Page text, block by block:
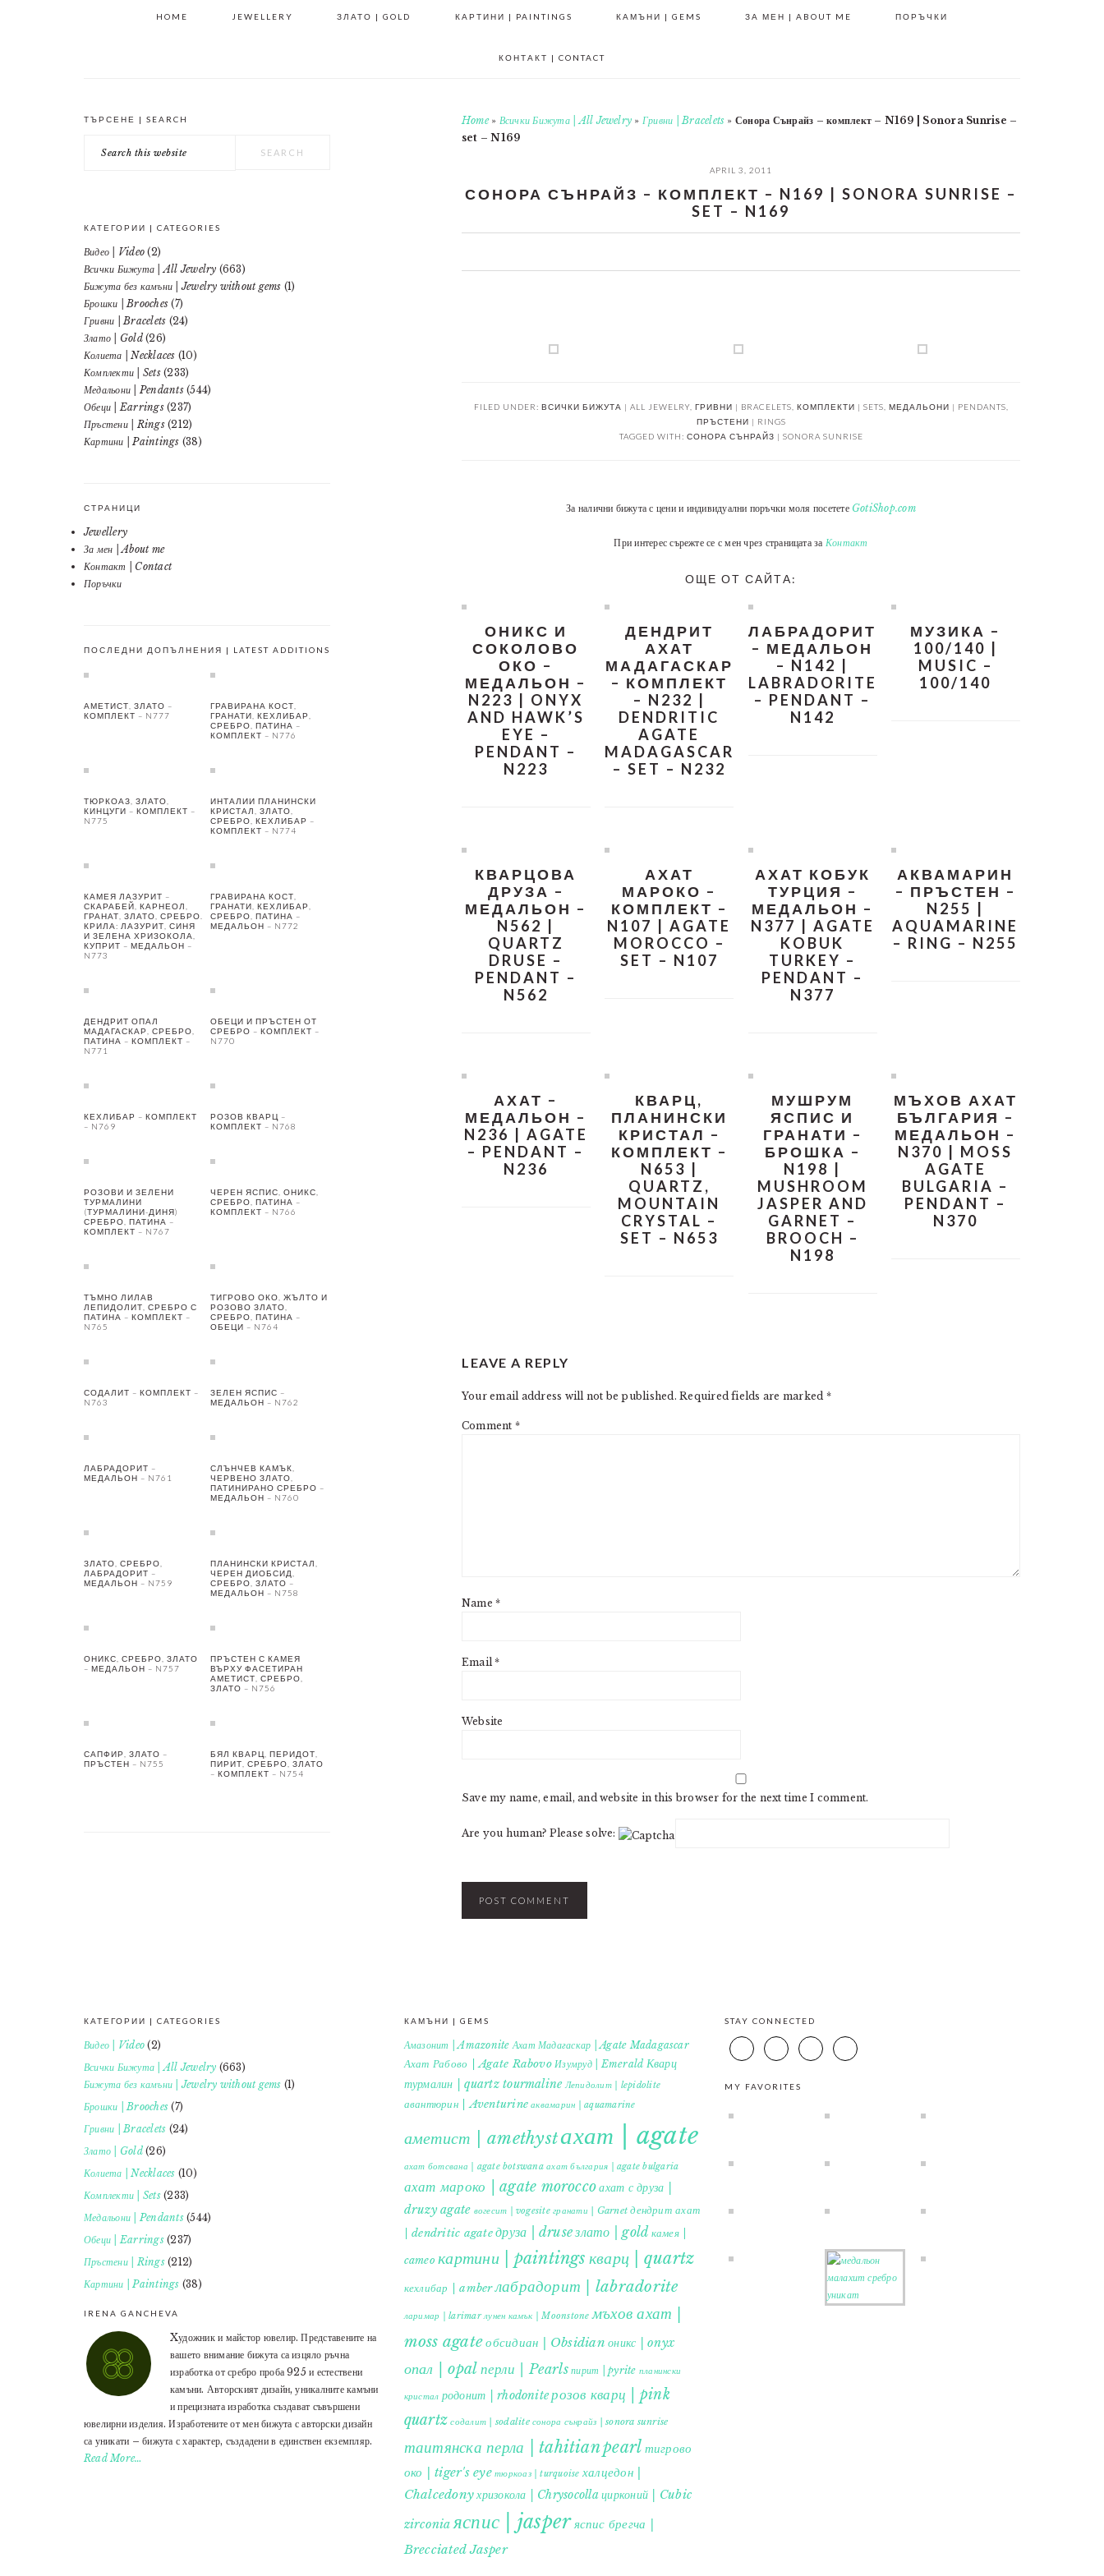
HOME JEWELLERY ЗЛАТО | GOLD КАРТИНИ | PAINTINGS КАМЪНИ | GEMS ЗА МЕН | ABOUT ME ПОРЪЧКИ
КОНТАКТ | CONTACT
Home» Всички Бижута | All Jewelry » Гривни | Bracelets » Сонора Сънрайз – комплект – N169 | Sonora Sunrise –
set – N169
APRIL 3, 2011
СОНОРА СЪНРАЙЗ – КОМПЛЕКТ – N169 | SONORA SUNRISE –
SET – N169
FILED UNDER: ВСИЧКИ БИЖУТА | ALL JEWELRY, ГРИВНИ | BRACELETS КОМПЛЕКТИ | SETS МЕДАЛЬОНИ | PENDANTS
ПРЪСТЕНИ | RINGS
TAGGED WITH: СОНОРА СЪНРАЙЗ | SONORA SUNRISE
За налични бижута с цени и индивидуални поръчки моля посетете GotiShop.com
При интерес сърежте се с мен чрез страницата за Контакт
ОЩЕ ОТ САЙТА:
ОНИКС И
СОКОЛОВО
ОКО –
МЕДАЛЬОН –
N223 | ONYX
AND HAWK’S
EYE –
PENDANT –
N223
ДЕНДРИТ
АХАТ
МАДАГАСКАР
– КОМПЛЕКТ
– N232 |
DENDRITIC
AGATE
MADAGASCAR
– SET – N232
ЛАБРАДОРИТ
– МЕДАЛЬОН
– N142 |
LABRADORITE
– PENDANT –
N142
МУЗИКА –
100/140 |
MUSIC –
100/140
КВАРЦОВА
ДРУЗА –
МЕДАЛЬОН –
N562 |
QUARTZ
DRUSE –
PENDANT –
N562
АХАТ
МАРОКО –
КОМПЛЕКТ –
N107 | AGATE
MOROCCO –
SET – N107
АХАТ КОБУК
ТУРЦИЯ –
МЕДАЛЬОН –
N377 | AGATE
KOBUK
TURKEY –
PENDANT –
N377
АКВАМАРИН
– ПРЪСТЕН –
N255 |
AQUAMARINE
– RING – N255
АХАТ –
МЕДАЛЬОН –
N236 | AGATE
– PENDANT –
N236
КВАРЦ,
ПЛАНИНСКИ
КРИСТАЛ –
КОМПЛЕКТ –
N653 |
QUARTZ,
MOUNTAIN
CRYSTAL –
SET – N653
МУШРУМ
ЯСПИС И
ГРАНАТИ –
БРОШКА –
N198 |
MUSHROOM
JASPER AND
GARNET –
BROOCH –
N198
МЪХОВ АХАТ
БЪЛГАРИЯ –
МЕДАЛЬОН –
N370 | MOSS
AGATE
BULGARIA –
PENDANT –
N370
INTERACTIONS
LEAVE A REPLY
Your email address will not be published. Required fields are marked *
Comment *
Name*
Email*
Website
Save my name, email, and website in this browser for the next time I comment.
Are you human? Please solve:
PRIMARY
SIDEBAR
ТЪРСЕНЕ | SEARCH
this
КАТЕГОРИИ | CATEGORIES
Видео | Video (2)
Всички Бижута | All Jewelry (663)
Бижута без камъни | Jewelry without gems (1)
Брошки | Brooches (7)
Гривни | Bracelets (24)
Злато | Gold(26)
Колиета | Necklaces (10)
Комплекти | Sets(233)
Медальони | Pendants(544)
Обеци | Earrings(237)
Пръстени | Rings(212)
Картини | Paintings (38)
СТРАНИЦИ
Jewellery
За мен | About me
Контакт | Contact
Поръчки
ПОСЛЕДНИ ДОПЪЛНЕНИЯ | LATEST ADDITIONS
АМЕТИСТ, ЗЛАТО –
КОМПЛЕКТ – N777
ГРАВИРАНА КОСТ,
ГРАНАТИ, КЕХЛИБАР,
СРЕБРО, ПАТИНА –
КОМПЛЕКТ – N776
ТЮРКОАЗ, ЗЛАТО,
КИНЦУГИ – КОМПЛЕКТ –
N775
ИНТАЛИИ ПЛАНИНСКИ
КРИСТАЛ, ЗЛАТО,
СРЕБРО, КЕХЛИБАР –
КОМПЛЕКТ – N774
КАМЕЯ ЛАЗУРИТ –
СКАРАБЕЙ, КАРНЕОЛ,
ГРАНАТ, ЗЛАТО, СРЕБРО.
КРИЛА: ЛАЗУРИТ, СИНЯ
И ЗЕЛЕНА ХРИЗОКОЛА,
КУПРИТ – МЕДАЛЬОН –
N773
ГРАВИРАНА КОСТ,
ГРАНАТИ, КЕХЛИБАР,
СРЕБРО, ПАТИНА –
МЕДАЛЬОН – N772
ДЕНДРИТ ОПАЛ
МАДАГАСКАР, СРЕБРО,
ПАТИНА – КОМПЛЕКТ –
N771
ОБЕЦИ И ПРЪСТЕН ОТ
СРЕБРО – КОМПЛЕКТ –
N770
КЕХЛИБАР – КОМПЛЕКТ
– N769
РОЗОВ КВАРЦ –
КОМПЛЕКТ – N768
РОЗОВИ И ЗЕЛЕНИ
ТУРМАЛИНИ
(ТУРМАЛИНИ-ДИНЯ)
СРЕБРО, ПАТИНА –
КОМПЛЕКТ – N767
ЧЕРЕН ЯСПИС, ОНИКС,
СРЕБРО, ПАТИНА –
КОМПЛЕКТ – N766
ТЪМНО ЛИЛАВ
ЛЕПИДОЛИТ, СРЕБРО С
ПАТИНА – КОМПЛЕКТ –
N765
ТИГРОВО ОКО, ЖЪЛТО И
РОЗОВО ЗЛАТО,
СРЕБРО, ПАТИНА –
ОБЕЦИ – N764
СОДАЛИТ – КОМПЛЕКТ –
N763
ЗЕЛЕН ЯСПИС –
МЕДАЛЬОН – N762
ЛАБРАДОРИТ –
МЕДАЛЬОН – N761
СЛЪНЧЕВ КАМЪК,
ЧЕРВЕНО ЗЛАТО,
ПАТИНИРАНО СРЕБРО –
МЕДАЛЬОН – N760
ЗЛАТО, СРЕБРО,
ЛАБРАДОРИТ –
МЕДАЛЬОН – N759
ПЛАНИНСКИ КРИСТАЛ,
ЧЕРЕН ДИОБСИД,
СРЕБРО, ЗЛАТО –
МЕДАЛЬОН – N758
ОНИКС, СРЕБРО, ЗЛАТО
– МЕДАЛЬОН – N757
ПРЪСТЕН С КАМЕЯ
ВЪРХУ ФАСЕТИРАН
АМЕТИСТ, СРЕБРО,
ЗЛАТО – N756
САПФИР, ЗЛАТО –
ПРЪСТЕН – N755
БЯЛ КВАРЦ, ПЕРИДОТ,
ПИРИТ, СРЕБРО, ЗЛАТО
– КОМПЛЕКТ – N754
КАТЕГОРИИ | CATEGORIES
Видео | Video (2)
Всички Бижута | All Jewelry (663)
Бижута без камъни | Jewelry without gems (1)
Брошки | Brooches (7)
Гривни | Bracelets (24)
Злато | Gold(26)
Колиета | Necklaces (10)
Комплекти | Sets(233)
Медальони | Pendants(544)
Обеци | Earrings(237)
Пръстени | Rings(212)
Картини | Paintings (38)
IRENA GANCHEVA
Xудожник и майстор ювелир. Представените на
вашето внимание бижута са изцяло ръчна
изработка от сребро проба 925 и естествени
камъни. Авторският дизайн, уникалните камъни
и прецизната изработка създават съвършени
ювелирни изделия. Изработените от мен бижута с авторски дизайн
са уникати – бижута с характер, създадени в единствен екземпляр.
Read More…
КАМЪНИ | GEMS
Амазонит | Amazonite Ахат Мадагаскар | Agate Madagascar
Ахат Рабово | Agate Rabovo Изумруд | Emerald Кварц
турмалин | quartz tourmaline Лепидолит | lepidolite
авантюрин | Aventurine аквамарин | aquamarine
аметист | amethystахат | agate
ахат ботсвана | agate botswana ахат българия | agate bulgaria
ахат мароко | agate moroccoахат с друза |
druzy agate вогесит | vogesite гранати | Garnet дендрит ахат
| dendritic agateдруза | druseзлато | gold камея |
cameo картини | paintings кварц | quartz
кехлибар | amberлабрадорит | labradorite
ларимар | larimar лунен камък | Moonstone мъхов ахат |
moss agateобсидиан | Obsidian оникс | onyx
опал | opal перли | Pearls пирит | pyrite планински
кристал родонит | rhodoniteрозов кварц | pink
quartz содалит | sodalite сонора сънрайз | sonora sunrise
таитянска перла | tahitian pearl тигрово
око | tiger's eye тюркоаз | turquoise халцедон |
Chalcedonyхризокола | Chrysocolla цирконий | Cubic
zirconia яспис | jasperяспис брегча |
Brecciated Jasper
STAY CONNECTED
MY FAVORITES